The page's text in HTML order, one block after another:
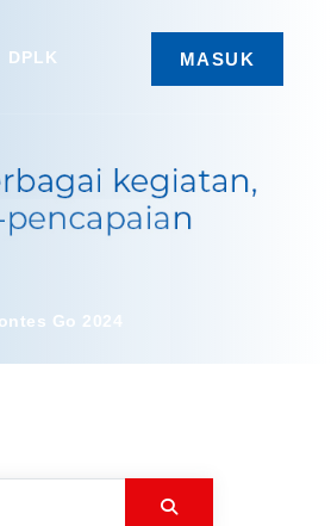
DPLK MASUK
Go 2024